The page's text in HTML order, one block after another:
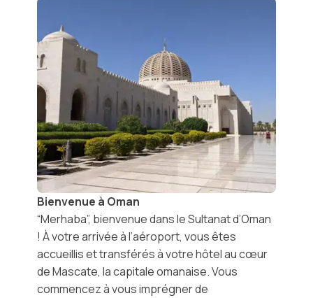
Bienvenue à Oman
“Merhaba”, bienvenue dans leSultanat d’Oman
! À votre arrivée à l’aéroport, vous êtes
accueillis et transférés à votre hôtel au cœur
deMascate, la capitale omanaise. Vous
commencez à vous imprégner de